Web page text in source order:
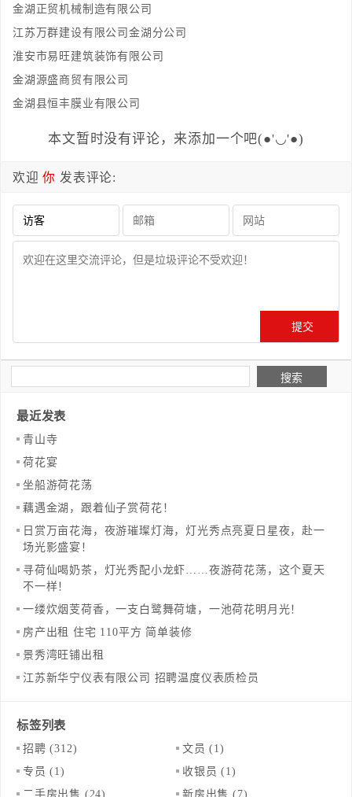
金湖正贸机械制造有限公司
江苏万群建设有限公司金湖分公司
淮安市易旺建筑装饰有限公司
金湖源盛商贸有限公司
金湖县恒丰膜业有限公司
本文暂时没有评论，来添加一个吧(●'◡'●)
欢迎你 发表评论:
最近发表
青山寺
荷花宴
坐船游荷花荡
藕遇金湖，跟着仙子赏荷花！
日赏万亩花海，夜游璀璨灯海，灯光秀点亮夏日星夜，赴一
场光影盛宴！
寻荷仙喝奶茶，灯光秀配小龙虾……夜游荷花荡，这个夏天
不一样！
一缕炊烟芰荷香，一支白鹭舞荷塘，一池荷花明月光！
房产出租 住宅 110平方 简单装修
景秀湾旺铺出租
江苏新华宁仪表有限公司 招聘温度仪表质检员
标签列表
招聘 (312) 文员 (1)
专员 (1) 收银员 (1)
二手房出售 (24) 新房出售 (7)